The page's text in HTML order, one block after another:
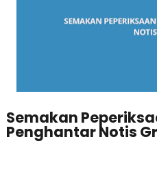
Semakan
Penghantar Notis